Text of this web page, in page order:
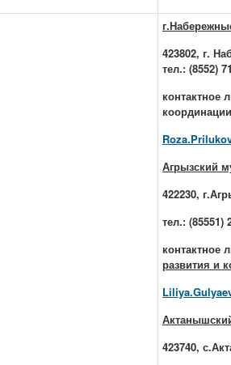
423802, г.
тел.: (8552)
контактное
Агрызский
422230,
тел.: (85551)
контактное
развития и
423740,